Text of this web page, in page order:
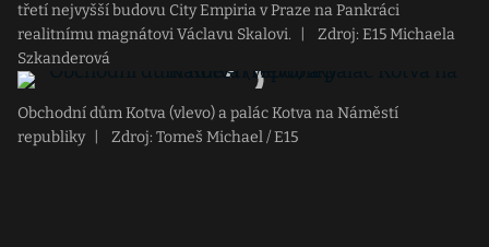
třetí nejvyšší budovu City Empiria v Praze na Pankráci
realitnímu magnátovi Václavu Skalovi.
Zdroj: E15 Michaela
Szkanderová
Obchodní dům Kotva (vlevo) a palác Kotva na Náměstí
republiky
Zdroj: Tomeš Michael / E15